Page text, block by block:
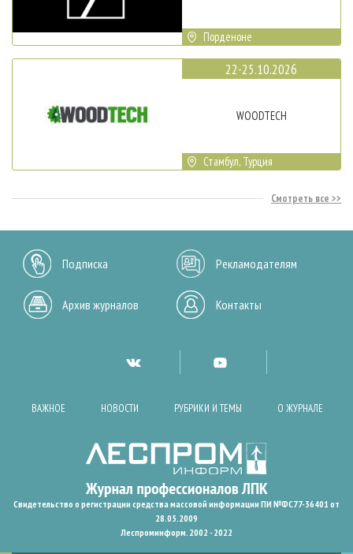
Порденоне
22-25.10.2026
WOODTECH
Стамбул, Турция
Смотреть все
Подписка Рекламодателям
Архив журналов Контакты
ВАЖНОЕ НОВОСТИ РУБРИКИ И ТЕМЫ О ЖУРНАЛЕ
Свидетельство о регистрации средства массовой информации ПИ №ФС77-36401 от
28.05.2009
Леспроминформ. 2002 - 2022